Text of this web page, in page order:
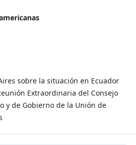
sobre la situación en Ecuador
Extraordinaria del Consejo
y de Gobierno de la Unión de